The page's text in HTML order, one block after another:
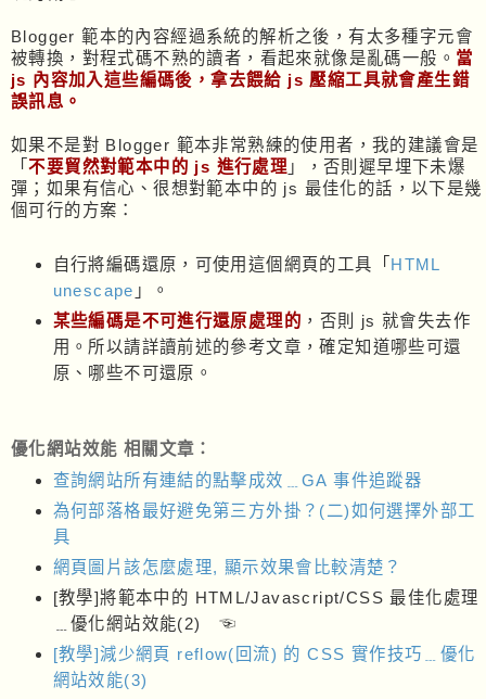
Blogger 範本的內容經過系統的解析之後，有太多種字元會
被轉換，對程式碼不熟的讀者，看起來就像是亂碼一般。 當
js 內容加入這些編碼後，拿去餵給 js 壓縮工具就會產生錯
誤訊息。
如果不是對 Blogger 範本非常熟練的使用者，我的建議會是
「不要貿然對範本中的 js 進行處理 」，否則遲早埋下未爆
彈；如果有信心、很想對範本中的 js 最佳化的話，以下是幾
個可行的方案：
自行將編碼還原，可使用這個網頁的工具「 HTML
unescape 」。
某些編碼是不可進行還原處理的 ，否則 js 就會失去作
用。所以請詳讀前述的參考文章，確定知道哪些可還
原、哪些不可還原。
優化網站效能 相關文章：
查詢網站所有連結的點擊成效﹍GA 事件追蹤器
為何部落格最好避免第三方外掛？(二)如何選擇外部工
具
網頁圖片該怎麼處理, 顯示效果會比較清楚？
[教學]將範本中的 HTML/Javascript/CSS 最佳化處理
﹍優化網站效能(2) ☜
[教學]減少網頁 reflow(回流) 的 CSS 實作技巧﹍優化
網站效能(3)